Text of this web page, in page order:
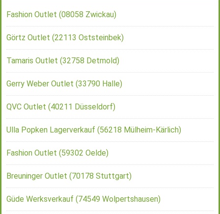
Fashion Outlet (08058 Zwickau)
Görtz Outlet (22113 Oststeinbek)
Tamaris Outlet (32758 Detmold)
Gerry Weber Outlet (33790 Halle)
QVC Outlet (40211 Düsseldorf)
Ulla Popken Lagerverkauf (56218 Mülheim-Kärlich)
Fashion Outlet (59302 Oelde)
Breuninger Outlet (70178 Stuttgart)
Güde Werksverkauf (74549 Wolpertshausen)